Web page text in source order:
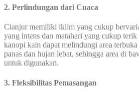
2. Perlindungan dari Cuaca
Cianjur memiliki iklim yang cukup
yang intens dan matahari yang cukup terik
kanopi kain dapat melindungi area
panas dan hujan lebat, sehingga area di
untuk digunakan.
3. Fleksibilitas Pemasangan